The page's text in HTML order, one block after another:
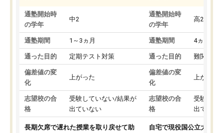
通塾開始時
の学年
中2
通塾期間 1～3ヵ月
通った目的 定期テスト対策
偏差値の変
化
上がった
志望校の合
格
受験していない/結果が
出ていない
長期欠席で遅れた授業を取り戻せて助
通塾開始時
の学年
高2
通塾期間 4ヵ月～1
通った目的 難関私立
偏差値の変
化
上がった
志望校の合
格
受験して
出ていな
自宅で現役国公立大学生